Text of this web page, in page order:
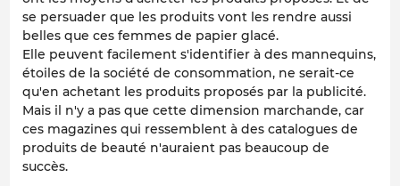
se persuader que les produits vont les rendre aussi
belles que ces femmes de papier glacé.
Elle peuvent facilement s'identifier à des mannequins,
étoiles de la société de consommation, ne serait-ce
qu'en achetant les produits proposés par la publicité.
Mais il n'y a pas que cette dimension marchande, car
ces magazines qui ressemblent à des catalogues de
produits de beauté n'auraient pas beaucoup de
succès.